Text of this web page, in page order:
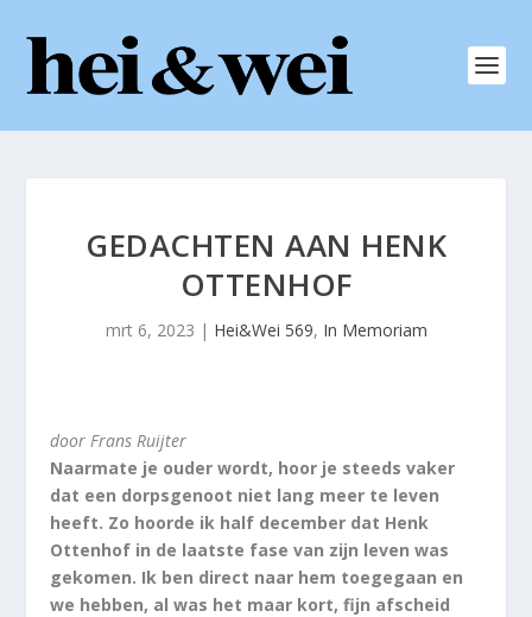
GEDACHTEN AAN HENK
OTTENHOF
mrt 6, 2023 | Hei&Wei 569, In Memoriam
door Frans Ruijter
Naarmate je ouder wordt, hoor je steeds vaker
dat een dorpsgenoot niet lang meer te leven
heeft. Zo hoorde ik half december dat Henk
Ottenhof in de laatste fase van zijn leven was
gekomen. Ik ben direct naar hem toegegaan en
we hebben, al was het maar kort, fijn afscheid